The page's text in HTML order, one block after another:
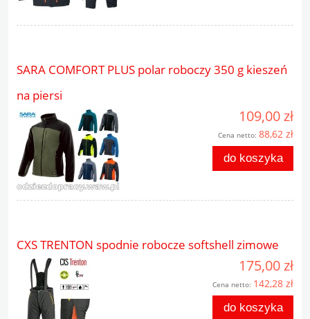
SARA COMFORT PLUS polar roboczy 350 g kieszeń
na piersi
109,00 zł
Cena netto: 88,62 zł
do koszyka
CXS TRENTON spodnie robocze softshell zimowe
175,00 zł
Cena netto: 142,28 zł
do koszyka